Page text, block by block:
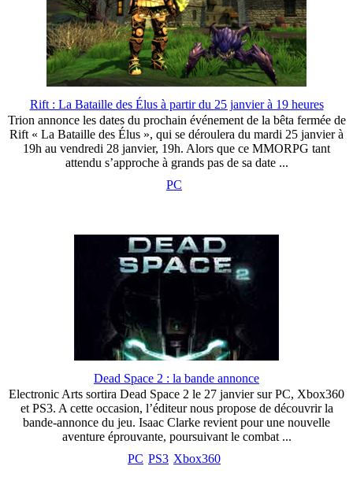
Rift : La Bataille des Élus à partir du 25 janvier à 19 heures
Trion annonce les dates du prochain événement de la bêta fermée de
Rift « La Bataille des Élus », qui se déroulera du mardi 25 janvier à
19h au vendredi 28 janvier, 19h. Alors que ce MMORPG tant
attendu s’approche à grands pas de sa date ...
PC
Dead Space 2 : la bande annonce
Electronic Arts sortira Dead Space 2 le 27 janvier sur PC, Xbox360
et PS3. A cette occasion, l’éditeur nous propose de découvrir la
bande-annonce du jeu. Isaac Clarke revient pour une nouvelle
aventure éprouvante, poursuivant le combat ...
PC PS3 Xbox360